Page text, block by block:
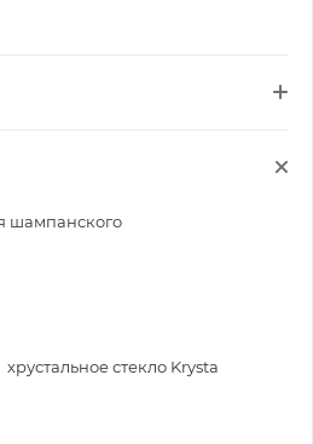
шампанского
хрустальное стекло Krysta